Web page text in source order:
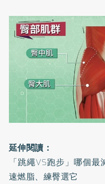
延伸閱讀：
「跳繩VS跑步」哪個
速燃脂、練臀選它